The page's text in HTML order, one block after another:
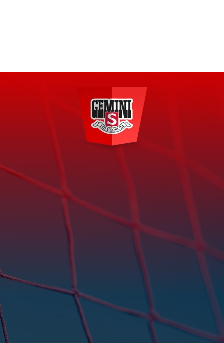
Franciscusweg 6a
1216 SK Hilversum
redactie@gemini-s.nl